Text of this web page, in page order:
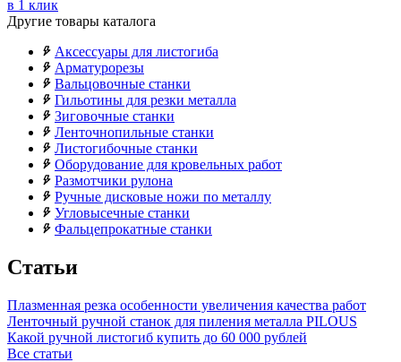
в 1 клик
Другие товары каталога
Аксессуары для листогиба
Арматурорезы
Вальцовочные станки
Гильотины для резки металла
Зиговочные станки
Ленточнопильные станки
Листогибочные станки
Оборудование для кровельных работ
Размотчики рулона
Ручные дисковые ножи по металлу
Угловысечные станки
Фальцепрокатные станки
Статьи
Плазменная резка особенности увеличения качества работ
Ленточный ручной станок для пиления металла PILOUS
Какой ручной листогиб купить до 60 000 рублей
Все статьи